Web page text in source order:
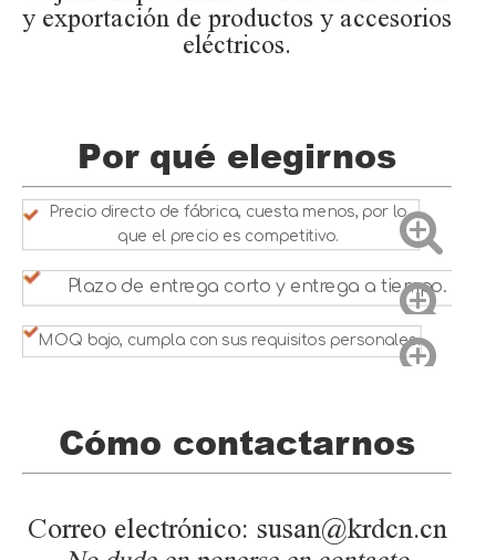
y exportación de productos y accesorios
eléctricos.
Por qué elegirnos
Precio directo de fábrica, cuesta menos, por lo
que el precio es competitivo.
Plazo de entrega corto y entrega a tiempo.
MOQ bajo, cumpla con sus requisitos personales.
Cómo contactarnos
Correo electrónico: susan@krdcn.cn